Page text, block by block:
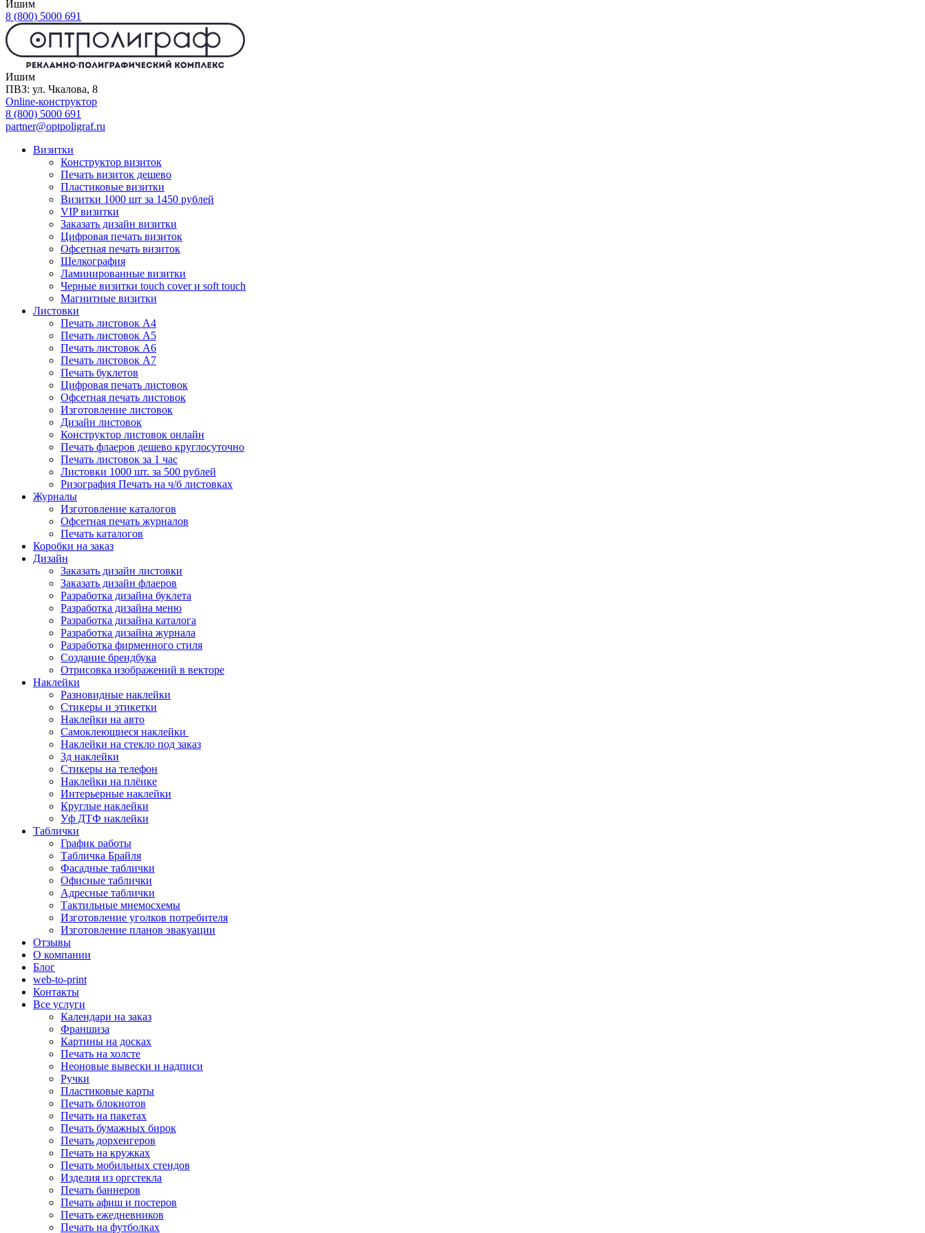
Ишим
8 (800) 5000 691
Ишим
ПВЗ: ул. Чкалова, 8
Online-конструктор
8 (800) 5000 691
partner@optpoligraf.ru
Визитки
Конструктор визиток
Печать визиток дешево
Пластиковые визитки
Визитки 1000 шт за 1450 рублей
VIP визитки
Заказать дизайн визитки
Цифровая печать визиток
Офсетная печать визиток
Шелкография
Ламинированные визитки
Черные визитки touch cover и soft touch
Магнитные визитки
Листовки
Печать листовок А4
Печать листовок А5
Печать листовок А6
Печать листовок А7
Печать буклетов
Цифровая печать листовок
Офсетная печать листовок
Изготовление листовок
Дизайн листовок
Конструктор листовок онлайн
Печать флаеров дешево круглосуточно
Печать листовок за 1 час
Листовки 1000 шт. за 500 рублей
Ризография Печать на ч/б листовках
Журналы
Изготовление каталогов
Офсетная печать журналов
Печать каталогов
Коробки на заказ
Дизайн
Заказать дизайн листовки
Заказать дизайн флаеров
Разработка дизайна буклета
Разработка дизайна меню
Разработка дизайна каталога
Разработка дизайна журнала
Разработка фирменного стиля
Создание брендбука
Отрисовка изображений в векторе
Наклейки
Разновидные наклейки
Стикеры и этикетки
Наклейки на авто
Самоклеющиеся наклейки
Наклейки на стекло под заказ
3д наклейки
Cтикеры на телефон
Наклейки на плёнке
Интерьерные наклейки
Круглые наклейки
Уф ДТФ наклейки
Таблички
График работы
Табличка Брайля
Фасадные таблички
Офисные таблички
Адресные таблички
Тактильные мнемосхемы
Изготовление уголков потребителя
Изготовление планов эвакуации
Отзывы
О компании
Блог
web-to-print
Контакты
Все услуги
Календари на заказ
Франшиза
Картины на досках
Печать на холсте
Неоновые вывески и надписи
Ручки
Пластиковые карты
Печать блокнотов
Печать на пакетах
Печать бумажных бирок
Печать дорхенгеров
Печать на кружках
Печать мобильных стендов
Изделия из оргстекла
Печать баннеров
Печать афиш и постеров
Печать ежедневников
Печать на футболках